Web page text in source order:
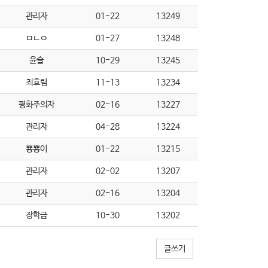
관리자 01-22 13249
ㅁㄴㅇ 01-27 13248
윤슬 10-29 13245
최효림 11-13 13234
평화주의자 02-16 13227
관리자 04-28 13224
뿅뿅이 01-22 13215
관리자 02-02 13207
관리자 02-16 13204
장학금 10-30 13202
글쓰기